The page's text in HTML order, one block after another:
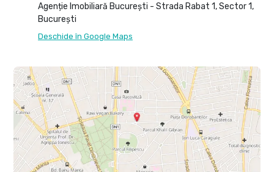
Agenție Imobiliară București - Strada Rabat 1, Sector 1,
București
Deschide în Google Maps